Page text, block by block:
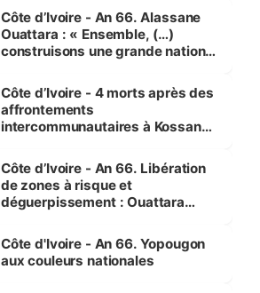
enfants
Côte d’Ivoire - An 66. Alassane
Ouattara : « Ensemble, (…)
construisons une grande nation
générations futures »
Côte d’Ivoire - 4 morts après des
affrontements
intercommunautaires à Kossandji
milieu des sinistrés
Côte d’Ivoire - An 66. Libération
de zones à risque et
déguerpissement : Ouattara
l'Etat de droit pour préserver les
vies humaines »
Côte d'Ivoire - An 66. Yopougon
aux couleurs nationales